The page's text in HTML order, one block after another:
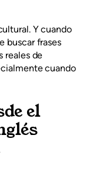
Y cuando
buscar frases
reales de
cuando
el